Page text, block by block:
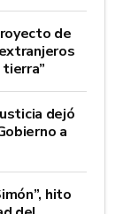
de
dejó
a
hito